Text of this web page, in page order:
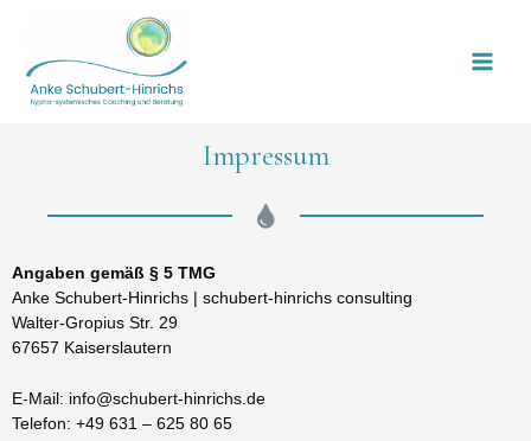
Impressum
Angaben gemäß § 5 TMG
Anke Schubert-Hinrichs | schubert-hinrichs consulting
Walter-Gropius Str. 29
67657 Kaiserslautern
E-Mail: info@schubert-hinrichs.de
Telefon: +49 631 – 625 80 65